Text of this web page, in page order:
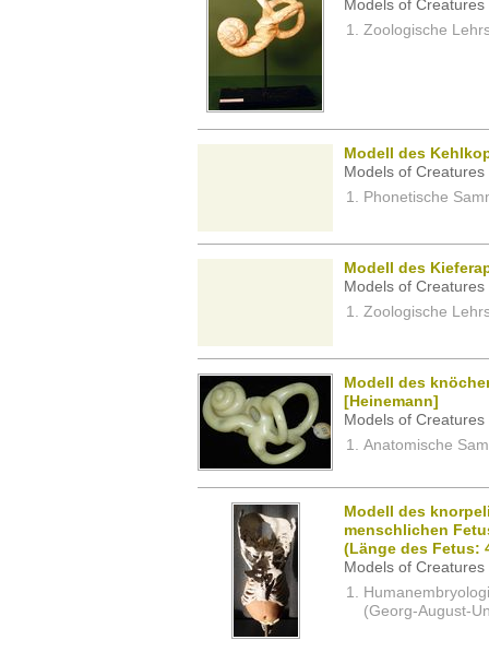
Models of
Zoologische
Modell des
Models of
Phonetische
Modell des
Models of
Zoologische
Modell des
[Heinemann]
Models of
Anatomische
Modell des
menschlichen
(Länge des Fetus:
Models of
(Georg-August-